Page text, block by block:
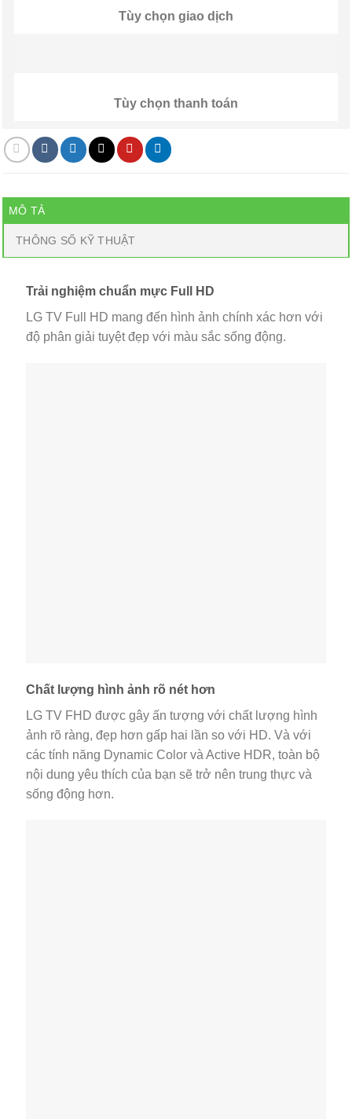
Tùy chọn giao dịch
Tùy chọn thanh toán
MÔ TẢ
THÔNG SỐ KỸ THUẬT
Trải nghiệm chuẩn mực Full HD
LG TV Full HD mang đến hình ảnh chính xác hơn với
độ phân giải tuyệt đẹp với màu sắc sống động.
Chất lượng hình ảnh rõ nét hơn
LG TV FHD được gây ấn tượng với chất lượng hình
ảnh rõ ràng, đẹp hơn gấp hai lần so với HD. Và với
các tính năng Dynamic Color và Active HDR, toàn bộ
nội dung yêu thích của bạn sẽ trở nên trung thực và
sống động hơn.